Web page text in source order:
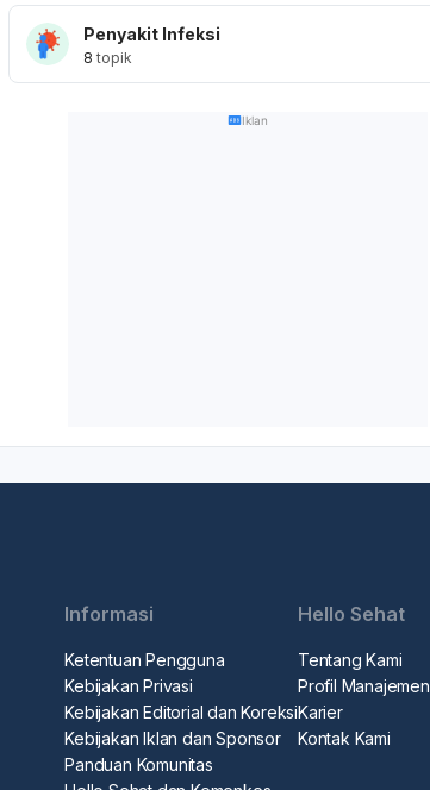
Penyakit Infeksi
8 topik
Iklan
Informasi
Ketentuan Pengguna
Kebijakan Privasi
Kebijakan Editorial dan Koreksi
Kebijakan Iklan dan Sponsor
Panduan Komunitas
Hello Sehat
Tentang Kami
Profil Manajemen
Karier
Kontak Kami